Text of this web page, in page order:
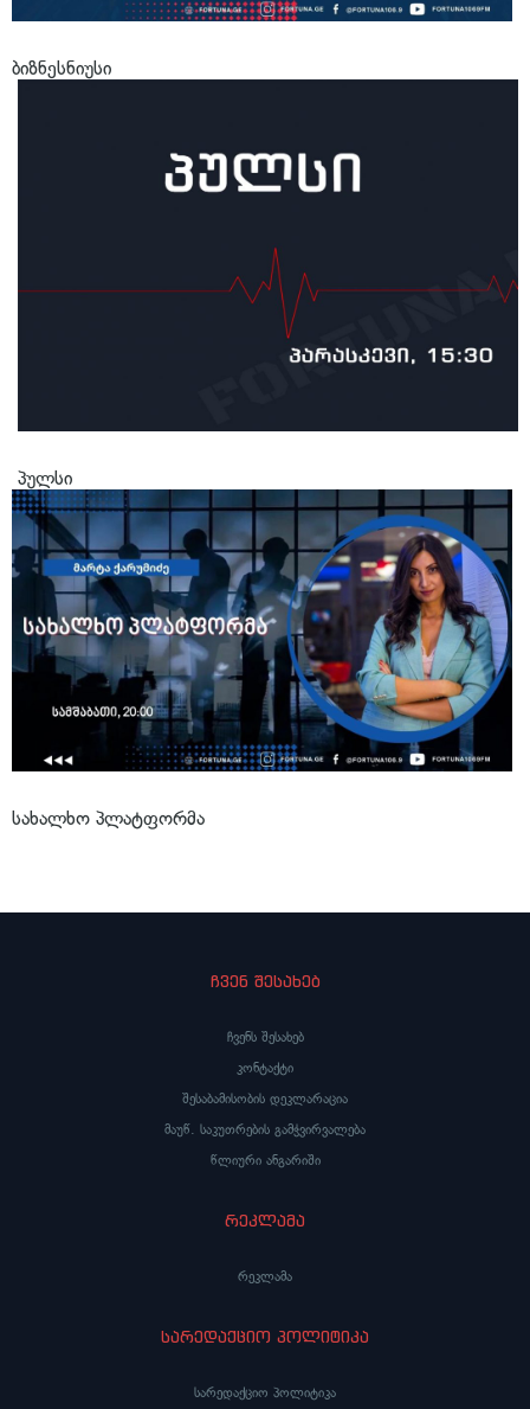
ბიზნესნიუსი
პულსი
სახალხო პლატფორმა
ჩვენ შესახებ
ჩვენს შესახებ
კონტაქტი
შესაბამისობის დეკლარაცია
მაუწ. საკუთრების გამჭვირვალება
წლიური ანგარიში
რეკლამა
რეკლამა
სარედაქციო პოლიტიკა
სარედაქციო პოლიტიკა